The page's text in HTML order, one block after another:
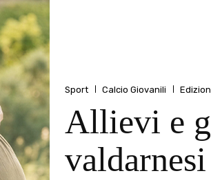
Sport Calcio Giovanili
Allievi e
valdarnesi